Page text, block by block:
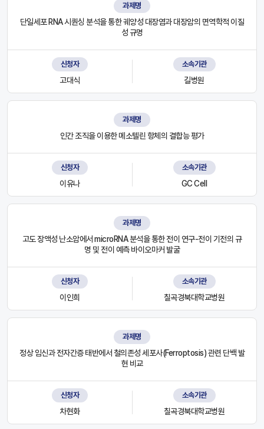
과제명
단일세포 RNA 시퀀싱 분석을 통한 궤양성 대장염과 대장암의 면역학적 이질
성 규명
신청자
고대식
소속기관
길병원
과제명
인간 조직을 이용한 메소텔린 항체의 결합능 평가
신청자
이유나
소속기관
GC Cell
과제명
고도 장액성 난소암에서 microRNA 분석을 통한 전이 연구-전이 기전의 규
명 및 전이 예측 바이오마커 발굴
신청자
이인희
소속기관
칠곡경북대학교병원
과제명
정상 임신과 전자간증 태반에서 철의존성 세포사(Ferroptosis) 관련 단백 발
현 비교
신청자
차현화
소속기관
칠곡경북대학교병원